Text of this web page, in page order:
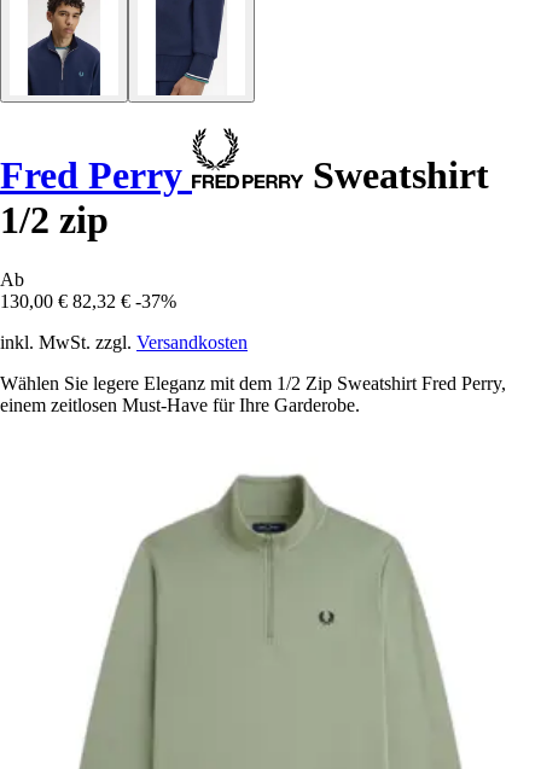
Fred Perry
Sweatshirt
1/2 zip
Ab
130,00 € 82,32 € -37%
inkl. MwSt. zzgl. Versandkosten
Wählen Sie legere Eleganz mit dem 1/2 Zip Sweatshirt Fred Perry,
einem zeitlosen Must-Have für Ihre Garderobe.